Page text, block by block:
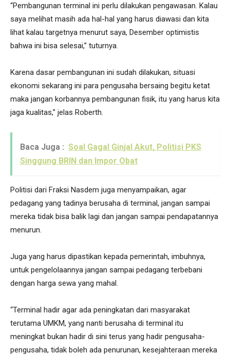
“Pembangunan terminal ini perlu dilakukan pengawasan. Kalau
saya melihat masih ada hal-hal yang harus diawasi dan kita
lihat kalau targetnya menurut saya, Desember optimistis
bahwa ini bisa selesai,” tuturnya.
Karena dasar pembangunan ini sudah dilakukan, situasi
ekonomi sekarang ini para pengusaha bersaing begitu ketat
maka jangan korbannya pembangunan fisik, itu yang harus kita
jaga kualitas,” jelas Roberth.
Baca Juga : Soal Gagal Ginjal Akut, Politisi PKS
Singgung BRIN dan Impor Obat
Politisi dari Fraksi Nasdem juga menyampaikan, agar
pedagang yang tadinya berusaha di terminal, jangan sampai
mereka tidak bisa balik lagi dan jangan sampai pendapatannya
menurun.
Juga yang harus dipastikan kepada pemerintah, imbuhnya,
untuk pengelolaannya jangan sampai pedagang terbebani
dengan harga sewa yang mahal.
“Terminal hadir agar ada peningkatan dari masyarakat
terutama UMKM, yang nanti berusaha di terminal itu
meningkat bukan hadir di sini terus yang hadir pengusaha-
pengusaha, tidak boleh ada penurunan, kesejahteraan mereka